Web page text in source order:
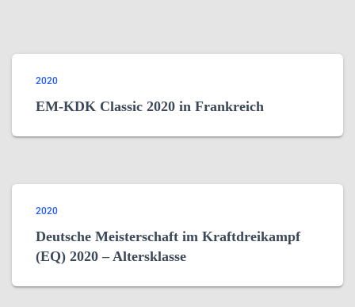
2020
EM-KDK Classic 2020 in Frankreich
2020
Deutsche Meisterschaft im Kraftdreikampf
(EQ) 2020 – Altersklasse